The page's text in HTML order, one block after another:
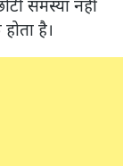
समस्या नहीं
है।